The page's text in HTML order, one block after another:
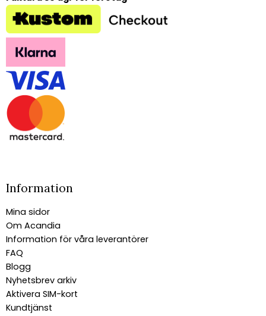
Information
Mina sidor
Om Acandia
Information för våra leverantörer
FAQ
Blogg
Nyhetsbrev arkiv
Aktivera SIM-kort
Kundtjänst